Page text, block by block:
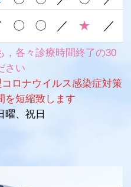
，各々診療時間終了の30
さい
ロナウイルス感染症対策
を短縮致します
曜、祝日
〇 〇 ／ ★ ／